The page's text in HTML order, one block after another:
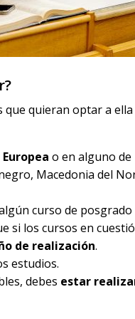
que quieran optar a
o en alguno
Macedonia del
curso de
si los cursos en
de realización.
estudios.
debes estar